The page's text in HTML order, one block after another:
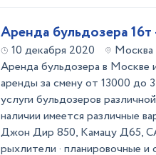
Аренда бульдозера 16т
10 декабря 2020
Москва
Аренда бульдозера в Москве
аренды за смену от 13000
услуги бульдозеров
наличии имеется различные
Джон Дир 850, Камацу Д65,
рыхлители · планировочные и